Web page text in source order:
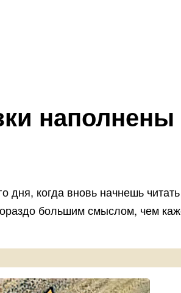
когда вновь начнешь
большим смыслом, чем